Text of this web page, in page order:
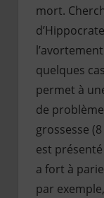
mort.
quelques
permet à
de
grossesse
est
a fort à
par